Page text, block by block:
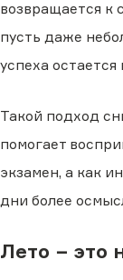
возвращается к
пусть даже
успеха остается
Такой подход
помогает
экзамен, а как
дни более
Лето − это